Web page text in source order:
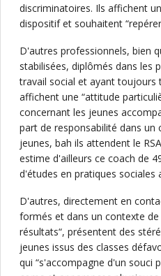
discriminatoires. Ils affichent
dispositif et souhaitent
D'autres professionnels, bien
stabilisées, diplômés dans les
travail social et ayant toujours
affichent une “attitude
concernant les jeunes
part de responsabilité dans un
jeunes, bah ils attendent le
estime d'ailleurs ce coach de
d'études en pratiques sociales
D'autres, directement en
formés et dans un contexte
résultats“, présentent des
jeunes issus des classes
qui “s'accompagne d'un souci